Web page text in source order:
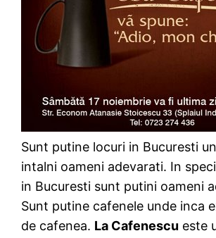
Sunt putine locuri in Bucuresti
intalni oameni adevarati. In
in Bucuresti sunt putini oameni
Sunt putine cafenele unde inca
de cafenea. La Cafenescu este